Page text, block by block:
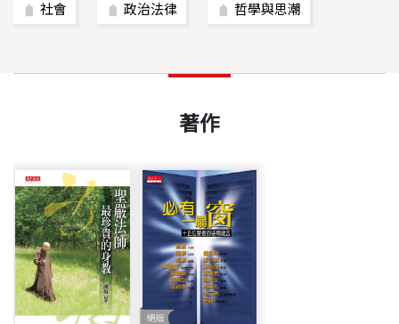
社會 政治法律 哲學與思潮
著作